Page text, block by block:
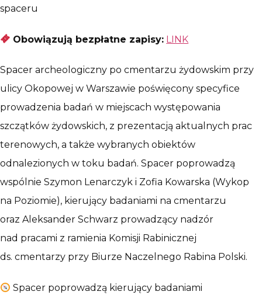
spaceru
Obowiązują bezpłatne zapisy: LINK
Spacer archeologiczny po cmentarzu żydowskim przy
ulicy Okopowej w Warszawie poświęcony specyfice
prowadzenia badań w miejscach występowania
szczątków żydowskich, z prezentacją aktualnych prac
terenowych, a także wybranych obiektów
odnalezionych w toku badań. Spacer poprowadzą
wspólnie Szymon Lenarczyk i Zofia Kowarska (Wykop
na Poziomie), kierujący badaniami na cmentarzu
oraz Aleksander Schwarz prowadzący nadzór
nad pracami z ramienia Komisji Rabinicznej
ds. cmentarzy przy Biurze Naczelnego Rabina Polski.
Spacer poprowadzą kierujący badaniami